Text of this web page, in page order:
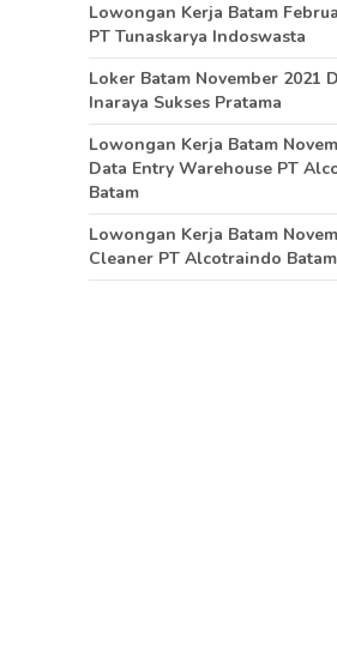
Lowongan Kerja Batam
PT Tunaskarya Indoswasta
Loker Batam November 2021
Inaraya Sukses Pratama
Lowongan Kerja Batam
Data Entry Warehouse PT
Batam
Lowongan Kerja Batam
Cleaner PT Alcotraindo Batam